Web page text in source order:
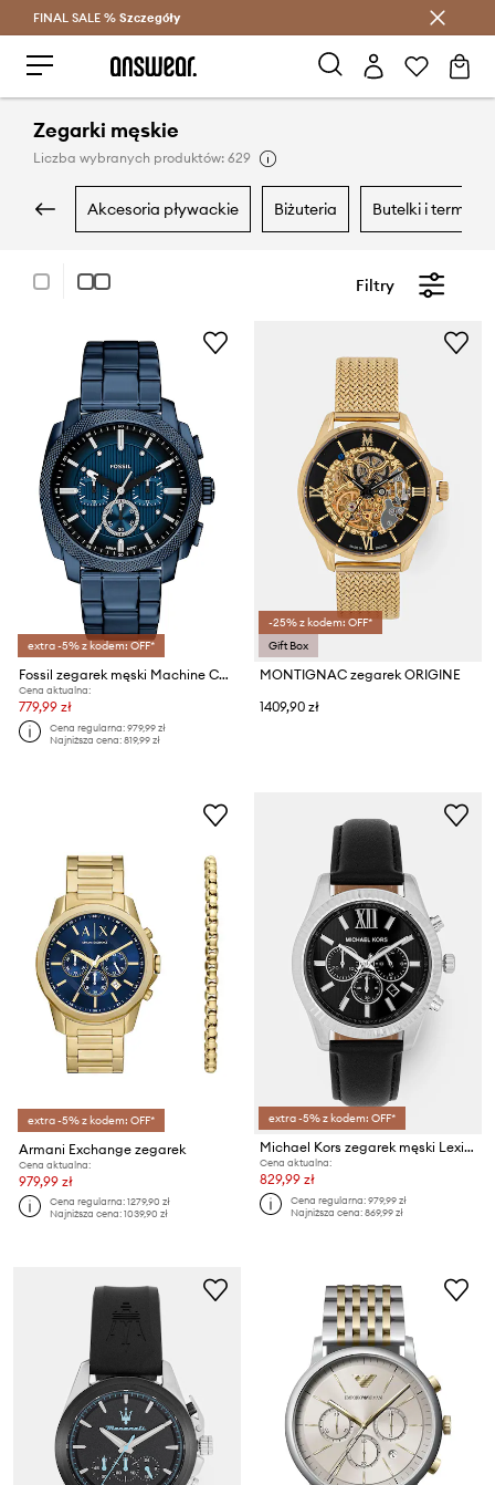
Oszczędzaj z Answear Club >
FINAL SALE % Szczegóły
Zegarki męskie
Liczba wybranych produktów: 629
akcesoria pływackie biżuteria butelki i termosy
Filtry
extra -5% z kodem: OFF*
Fossil zegarek męski Machine Chrono
Cena aktualna:
779,99 zł
Cena regularna:979,99 zł
Najniższa cena:819,99 zł
-25% z kodem: OFF*
Gift Box
MONTIGNAC zegarek ORIGINE
1409,90 zł
extra -5% z kodem: OFF*
Armani Exchange zegarek
Cena aktualna:
979,99 zł
Cena regularna:1279,90 zł
Najniższa cena:1039,90 zł
extra -5% z kodem: OFF*
Michael Kors zegarek męski Lexington Man Chrono
Cena aktualna:
829,99 zł
Cena regularna:979,99 zł
Najniższa cena:869,99 zł